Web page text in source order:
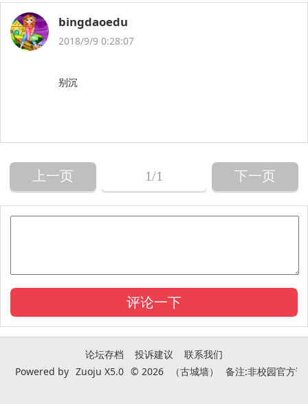
bingdaoedu
2018/9/9 0:28:07
别沉
上一页 1/1 下一页
论坛存档 投诉建议
联系我们
Powered by Zuoju X5.0 © 2026 （古城墙） 备注:非校园官方论